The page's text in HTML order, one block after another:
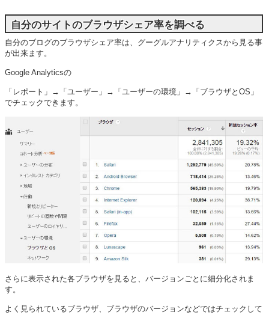
自分のサイトのブラウザシェア率を調べる
自分のブログのブラウザシェア率は、グーグルアナリティクスから見る事
が出来ます。
Google Analyticsの
「レポート」→「ユーザー」→「ユーザーの環境」→「ブラウザとOS」
でチェックできます。
さらに表示された各ブラウザを見ると、バージョンごとに細分化されま
す。
よく見られているブラウザ、ブラウザのバージョンなどではチェックして